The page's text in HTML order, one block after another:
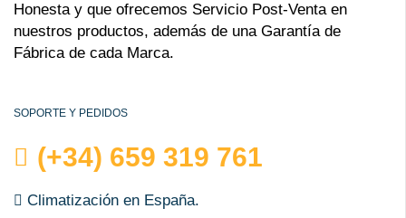
Honesta y que ofrecemos Servicio Post-Venta en
nuestros productos, además de una Garantía de
Fábrica de cada Marca.
SOPORTE Y PEDIDOS
(+34) 659 319 761
Climatización en España.